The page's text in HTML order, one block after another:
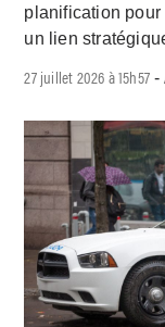
planification
un lien
27 juillet 2026 à 15h57 -